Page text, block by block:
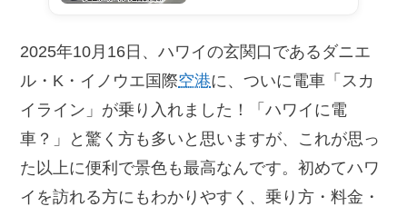
2025年10月16日、ハワイの玄関口であるダニエ
ル・K・イノウエ国際空港に、ついに電車「スカ
イライン」が乗り入れました！「ハワイに電
車？」と驚く方も多いと思いますが、これが思っ
た以上に便利で景色も最高なんです。初めてハワ
イを訪れる方にもわかりやすく、乗り方・料金・